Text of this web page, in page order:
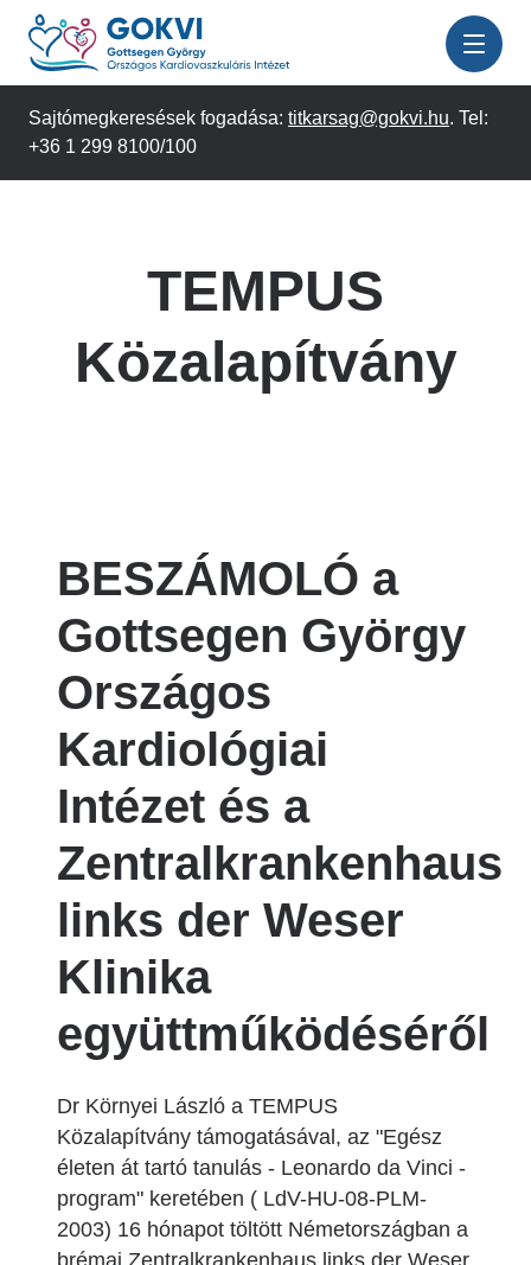
Ugrás
tartalomra
Sajtómegkeresések fogadása: titkarsag@gokvi.hu. Tel:
+36 1 299 8100/100
TEMPUS
Közalapítvány
BESZÁMOLÓ a
Gottsegen György
Országos
Kardiológiai
Intézet és a
Zentralkrankenhaus
links der Weser
Klinika
együttműködéséről
Dr Környei László a TEMPUS
Közalapítvány támogatásával, az "Egész
életen át tartó tanulás - Leonardo da Vinci -
program" keretében ( LdV-HU-08-PLM-
2003) 16 hónapot töltött Németországban a
brémai Zentralkrankenhaus links der Weser